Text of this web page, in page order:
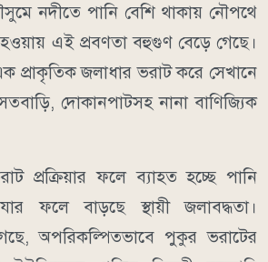
নদীতে পানি বেশি থাকায় নৌপথে
এই প্রবণতা বহুগুণ বেড়ে গেছে।
জলাধার ভরাট করে সেখানে
দোকানপাটসহ নানা বাণিজ্যিক
প্রক্রিয়ার ফলে ব্যাহত হচ্ছে পানি
ফলে বাড়ছে স্থায়ী জলাবদ্ধতা।
অপরিকল্পিতভাবে পুকুর ভরাটের